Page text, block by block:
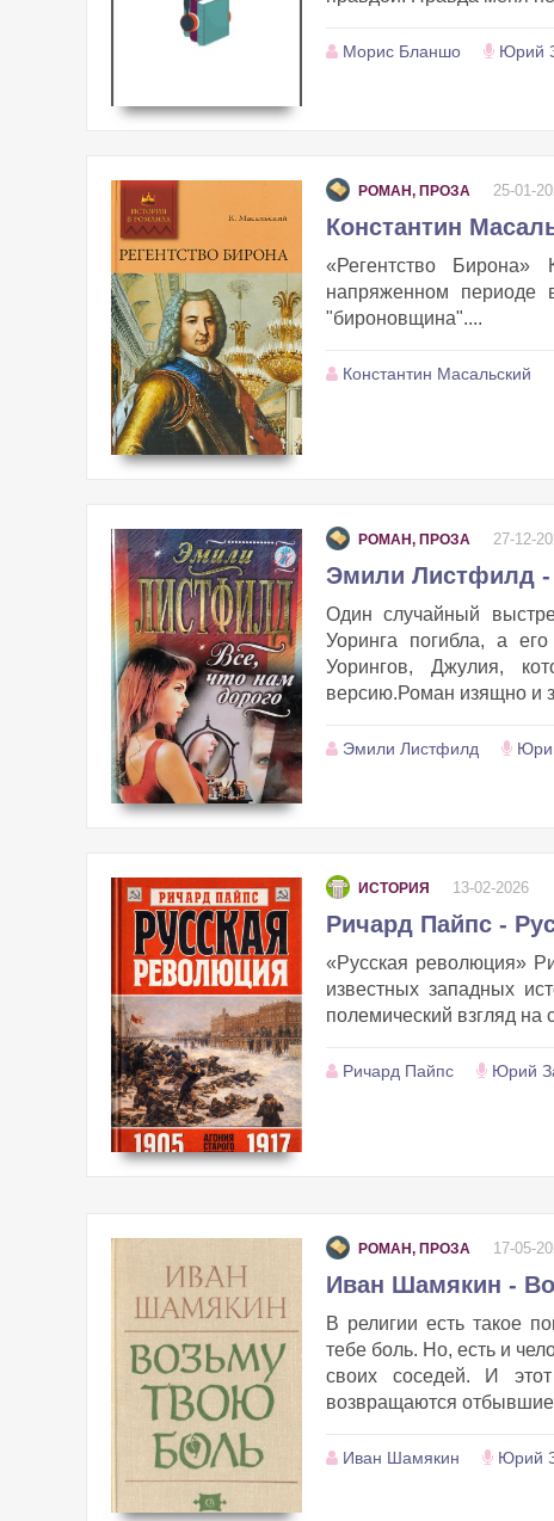
Морис Бланшо Юрий
РОМАН, ПРОЗА 25-01-
Константин
«Регентство
напряженном периоде
"бироновщина"....
Константин Масальский
РОМАН, ПРОЗА 27-12-
Эмили Листфилд -
Один случайный
Уоринга погибла, а
Уорингов, Джулия,
версию.Роман изящно и
Эмили Листфилд
ИСТОРИЯ 13-02-2026
Ричард Пайпс -
«Русская революция»
известных западных
полемический взгляд на
Ричард Пайпс Юрий
РОМАН, ПРОЗА 17-05-
Иван Шамякин -
В религии есть такое
тебе боль. Но, есть и
своих соседей. И
возвращаются
Иван Шамякин Юрий